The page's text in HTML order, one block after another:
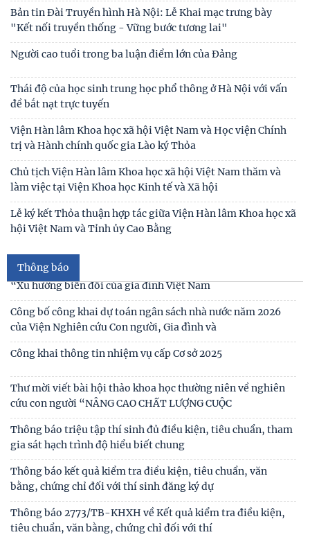
Tin mới
định, phát triển của đất nước
Hội thảo khoa học quốc tế: “Nền kinh tế độc lập, tự chủ:
Sáng kiến của Cộng hòa Dân chủ Nhân dân
Bản tin Đài Truyền hình Hà Nội: Lễ Khai mạc trưng bày
"Kết nối truyền thống - Vững bước tương lai"
Người cao tuổi trong ba luận điểm lớn của Đảng
Thái độ của học sinh trung học phổ thông ở Hà Nội với vấn
đề bắt nạt trực tuyến
Viện Hàn lâm Khoa học xã hội Việt Nam và Học viện Chính
trị và Hành chính quốc gia Lào ký Thỏa
Chủ tịch Viện Hàn lâm Khoa học xã hội Việt Nam thăm và
Lễ ký kết Thỏa thuận hợp tác giữa Viện Hàn lâm Khoa học xã
hội Việt Nam và Tỉnh ủy Cao Bằng
Thông báo
Thư cảm ơn
giáo dục trẻ em trong kỷ nguyên số”
Thư mời viết bài Hội thảo khoa học quốc tế “Gia đình Châu
Á trong bối cảnh hội nhập quốc tế và
Thư mời viết báo cáo tham luận Hội thảo khoa học quốc gia
“Xu hướng biến đổi của gia đình Việt Nam
Công bố công khai dự toán ngân sách nhà nước năm 2026
của Viện Nghiên cứu Con người, Gia đình và
Công khai thông tin nhiệm vụ cấp Cơ sở 2025
Thư mời viết bài hội thảo khoa học thường niên về nghiên
cứu con người “NÂNG CAO CHẤT LƯỢNG CUỘC
Thông báo triệu tập thí sinh đủ điều kiện, tiêu chuẩn, tham
gia sát hạch trình độ hiểu biết chung
Thông báo kết quả kiểm tra điều kiện, tiêu chuẩn, văn